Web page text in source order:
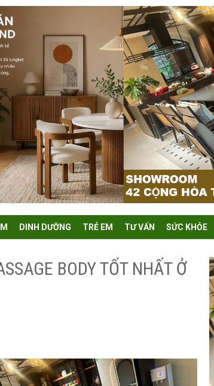
DINH DƯỠNG TRẺ EM TƯ VẤN SỨC KHỎE
BODY TỐT NHẤT Ở